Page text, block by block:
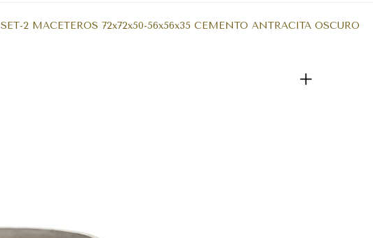
SET-2 MACETEROS 72x72x50-56x56x35 CEMENTO ANTRACITA OSCURO